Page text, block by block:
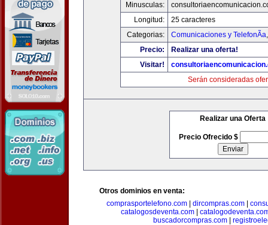
Minusculas:
Longitud:
25 caracteres
Categorias:
Comunicaciones y TelefonÃ­a
Precio:
Realizar una oferta!
Visitar!
Serán consideradas
Realizar una Oferta
Precio Ofrecido $
Otros dominios en venta:
comprasportelefono.com
dircompras.com
catalogosdeventa.com
buscadorcompras.com